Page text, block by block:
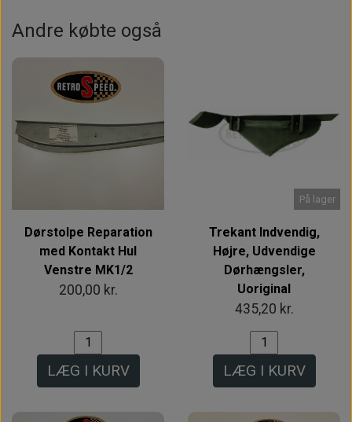
Andre købte også
Dørstolpe Reparation
med Kontakt Hul
Venstre MK1/2
200,00 kr.
LÆG I KURV
På lager
Trekant Indvendig,
Højre, Udvendige
Dørhængsler,
Uoriginal
435,20 kr.
LÆG I KURV